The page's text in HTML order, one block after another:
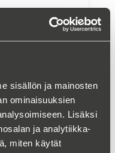
sisällön ja mainosten
ominaisuuksien
Lisäksi
ja analytiikka-
miten käytät